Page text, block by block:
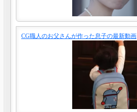
CG職人のお父さんが作った息子の最新動画